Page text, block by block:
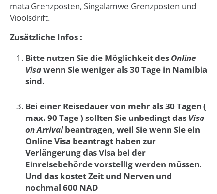
mata Grenzposten, Singalamwe Grenzposten und
Vioolsdrift.
Zusätzliche Infos :
Bitte nutzen Sie die Möglichkeit des Online
Visawenn Sie weniger als 30 Tage in Namibia
sind.
Bei einer Reisedauer von mehr als 30 Tagen (
max. 90 Tage ) sollten Sie unbedingt das Visa
on Arrivalbeantragen, weil Sie wenn Sie ein
Online Visa beantragt haben zur
Verlängerung das Visa bei der
Einreisebehörde vorstellig werden müssen.
Und das kostet Zeit und Nerven und
nochmal 600 NAD